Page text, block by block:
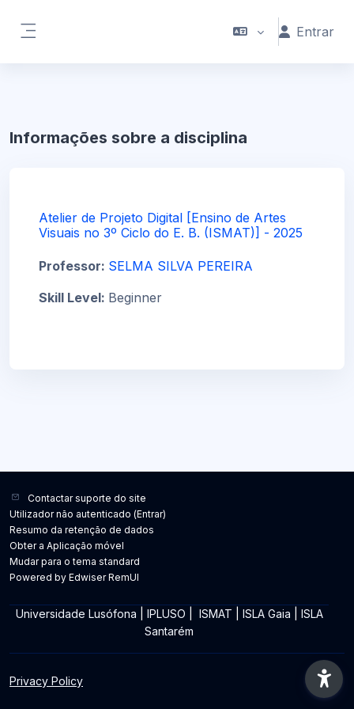
Entrar
Informações sobre a disciplina
Atelier de Projeto Digital [Ensino de Artes
Visuais no 3º Ciclo do E. B. (ISMAT)] - 2025
Professor: SELMA SILVA PEREIRA
Skill Level: Beginner
Contactar suporte do site
Utilizador não autenticado (Entrar)
Resumo da retenção de dados
Obter a Aplicação móvel
Mudar para o tema standard
Powered by Edwiser RemUI
Universidade Lusófona IPLUSO ISMAT ISLA Gaia
ISLA
Santarém
Privacy Policy